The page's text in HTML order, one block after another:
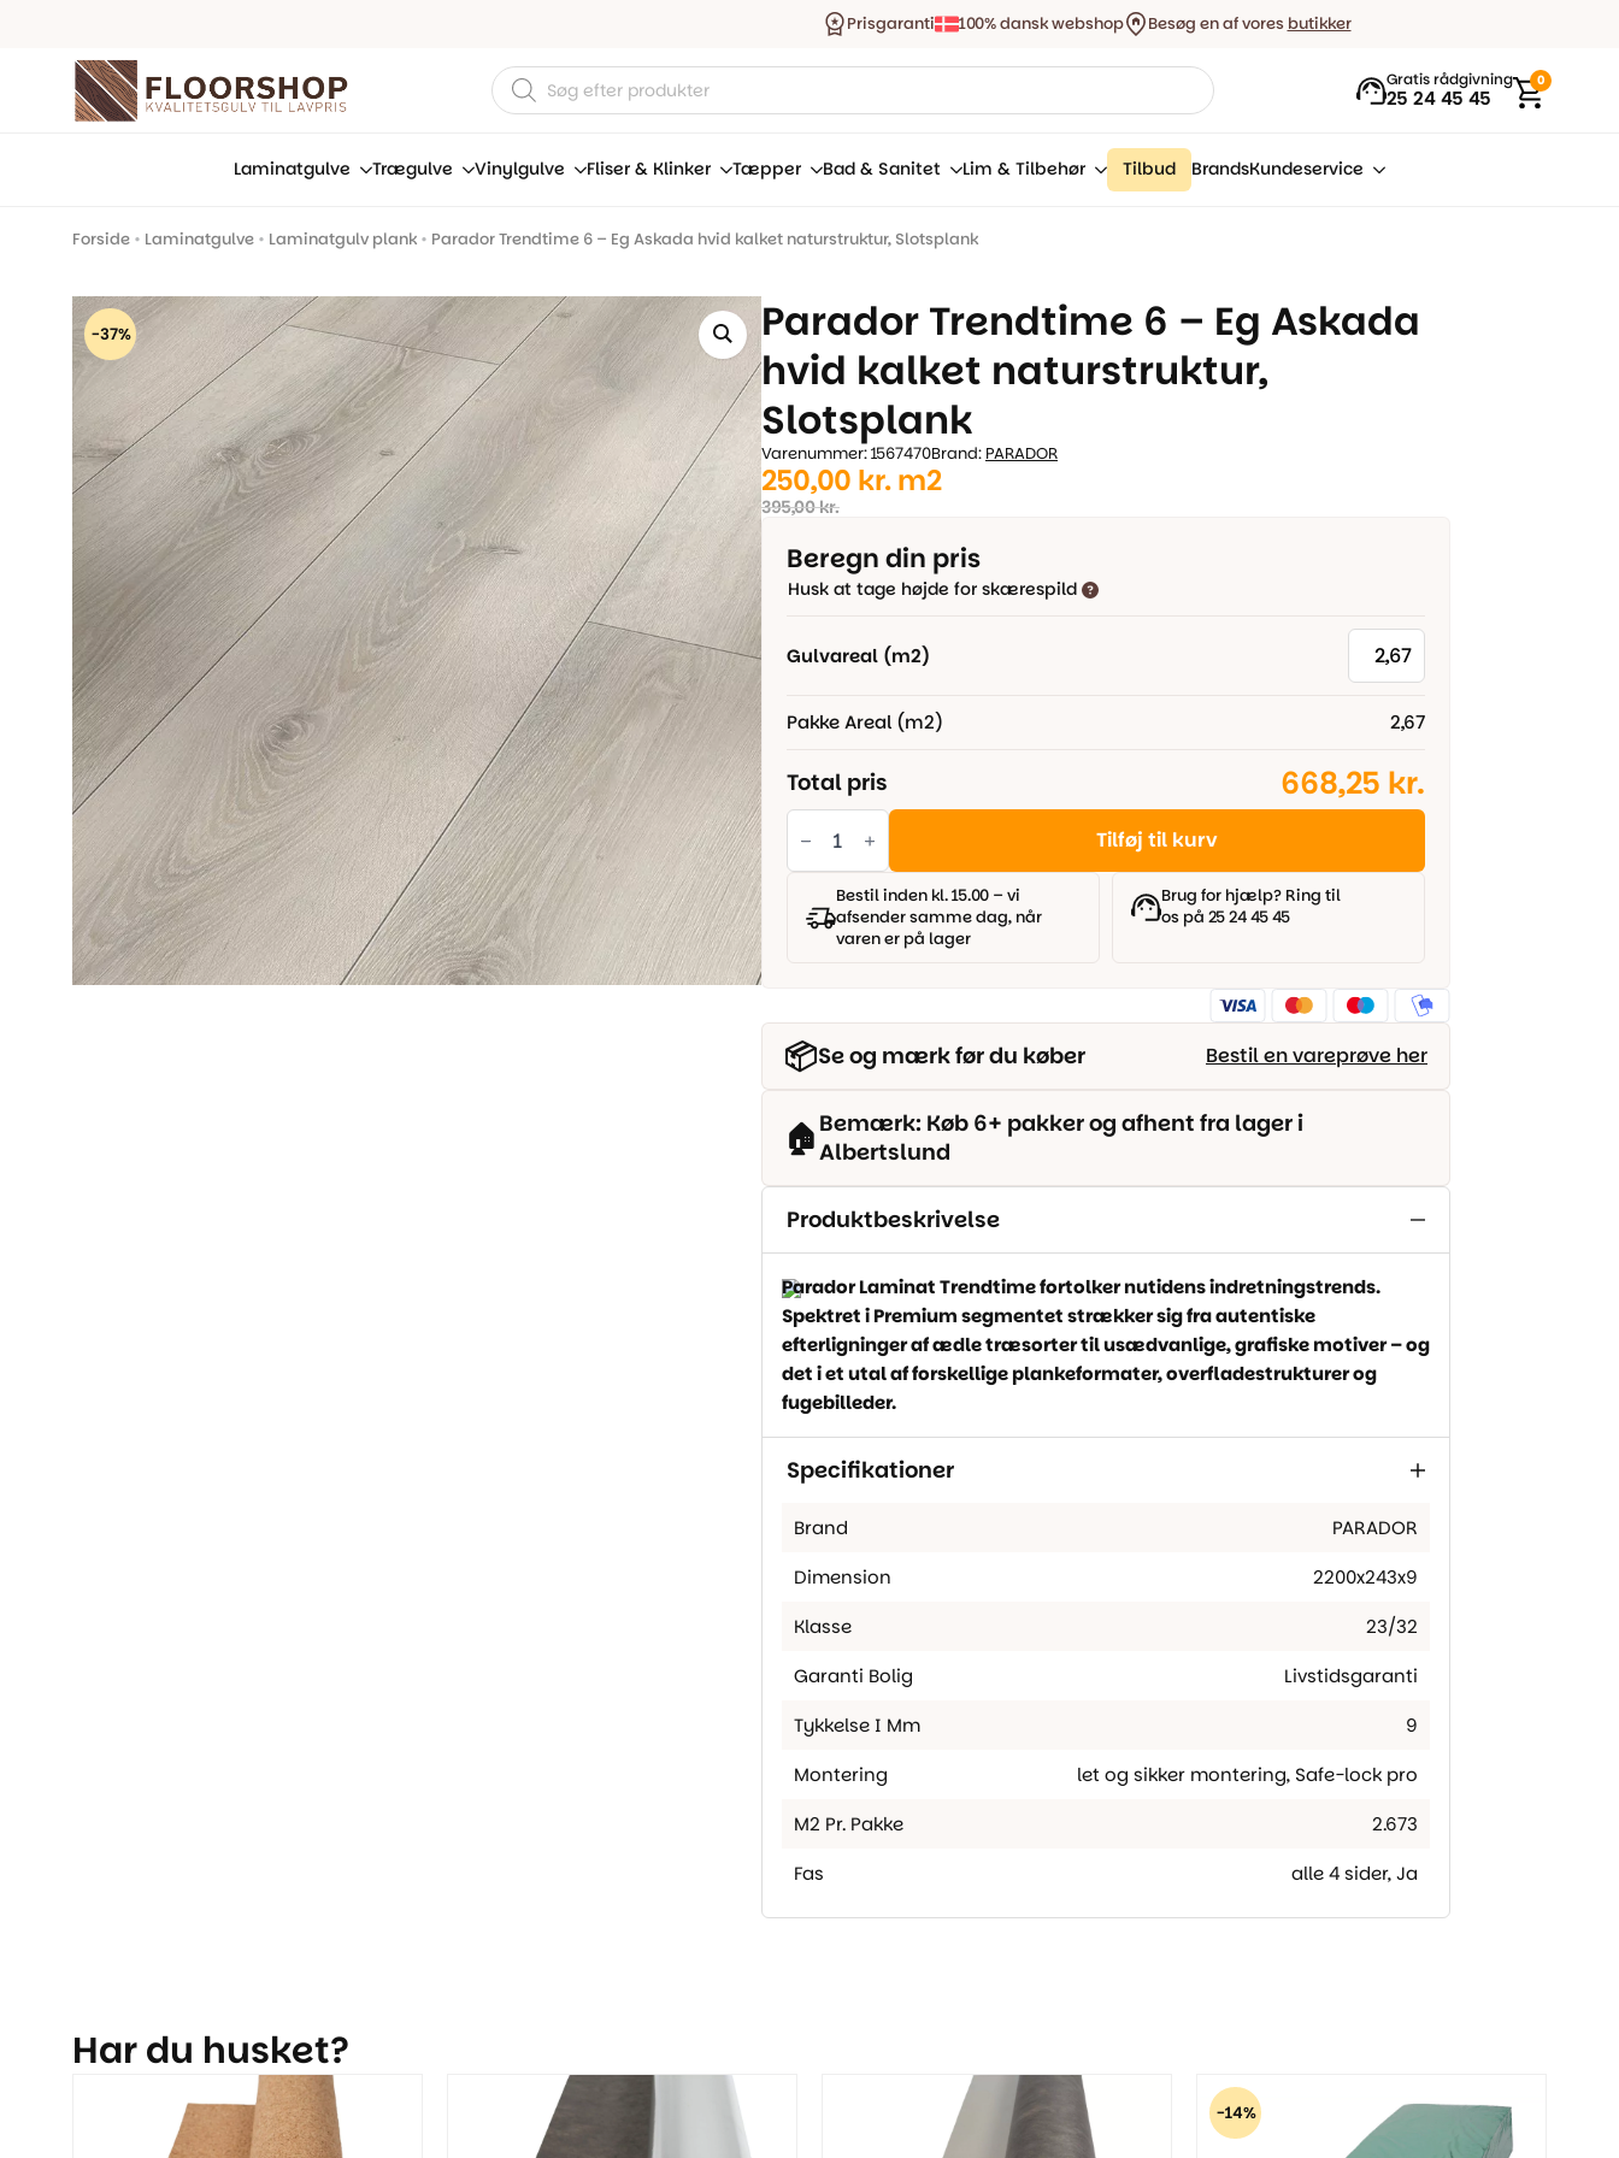
Prisgaranti 100% dansk webshop Besøg en af vores butikker
Products
search
Gratis rådgivning
25 24 45 45
0
Laminatgulve Trægulve Vinylgulve Fliser & Klinker Tæpper Bad & Sanitet Lim & Tilbehør Tilbud BrandsKundeservice
Forside • Laminatgulve • Laminatgulv plank • Parador Trendtime 6 – Eg Askada hvid kalket naturstruktur, Slotsplank
-37%
Parador Trendtime 6 – Eg Askada
hvid kalket naturstruktur,
Slotsplank
Varenummer: 1567470Brand: PARADOR
395,00kr.
Den
oprindelige
pris
var:
395,00 kr..
250,00 kr.
Den
aktuelle
pris
er:
250,00 kr..
m2
Beregn din pris
Husk at tage højde for skærespild
Gulvareal (m2)
Pakke Areal (m2) 2,67
Total pris 668,25 kr.
Parador
Trendtime
-
Askada
hvid
kalket
Tilføj til kurv
Bestil inden kl. 15.00 – vi
afsender samme dag, når
varen er på lager
Brug for hjælp? Ring til
os på 25 24 45 45
📦Se og mærk før du køber Bestil en vareprøve her
🏠 Bemærk: Køb 6+ pakker og afhent fra lager i
Albertslund
Produktbeskrivelse
Parador Laminat Trendtime fortolker nutidens indretningstrends.
Spektret i Premium segmentet strækker sig fra autentiske
efterligninger af ædle træsorter til usædvanlige, grafiske motiver – og
det i et utal af forskellige plankeformater, overfladestrukturer og
fugebilleder.
Specifikationer
Brand PARADOR
Dimension 2200x243x9
Klasse 23/32
Garanti Bolig Livstidsgaranti
Tykkelse I Mm 9
Montering let og sikker montering, Safe-lock pro
M2 Pr. Pakke 2.673
Fas alle 4 sider, Ja
Har du husket?
-14%